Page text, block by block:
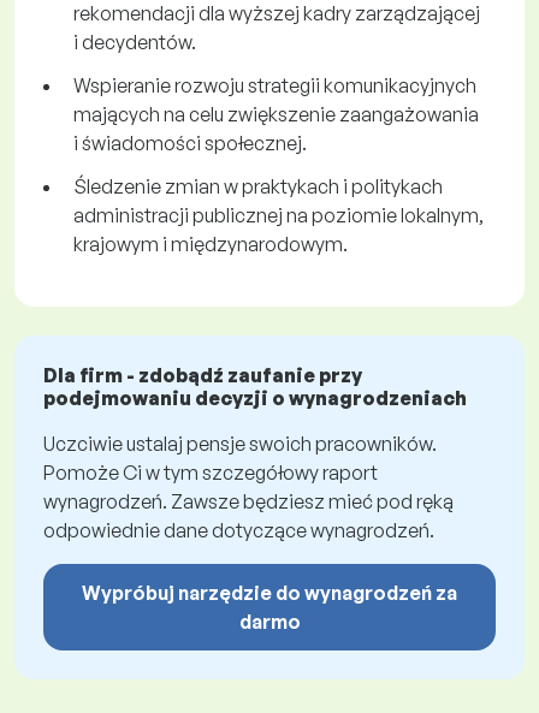
rekomendacji dla wyższej kadry zarządzającej
i decydentów.
Wspieranie rozwoju strategii komunikacyjnych
mających na celu zwiększenie zaangażowania
i świadomości społecznej.
Śledzenie zmian w praktykach i politykach
administracji publicznej na poziomie lokalnym,
krajowym i międzynarodowym.
Dla firm - zdobądź zaufanie przy
podejmowaniu decyzji o wynagrodzeniach
Uczciwie ustalaj pensje swoich pracowników.
Pomoże Ci w tym szczegółowy raport
wynagrodzeń. Zawsze będziesz mieć pod ręką
odpowiednie dane dotyczące wynagrodzeń.
Wypróbuj narzędzie do wynagrodzeń za
darmo